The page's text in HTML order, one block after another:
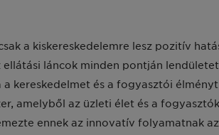
a kiskereskedelemre lesz pozitív
láncok minden pontján
kereskedelmet és a fogyasztói
amelyből az üzleti élet és a
ennek az innovatív folyamatnak